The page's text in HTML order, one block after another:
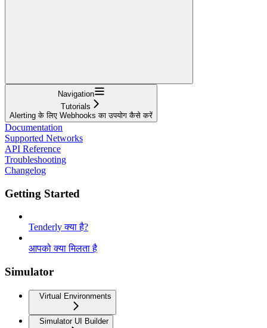
Navigation
Tutorials
Alerting के लिए Webhooks का उपयोग कैसे करें
Documentation
Supported Networks
API Reference
Troubleshooting
Changelog
Getting Started
Tenderly क्या है?
आपको क्या मिलता है
Simulator
Virtual Environments
Simulator UI Builder